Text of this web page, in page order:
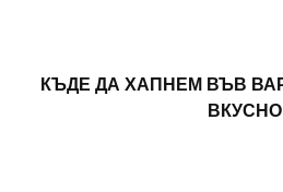
КЪДЕ ДА ХАПНЕМ ВЪВ
ВКУСНО